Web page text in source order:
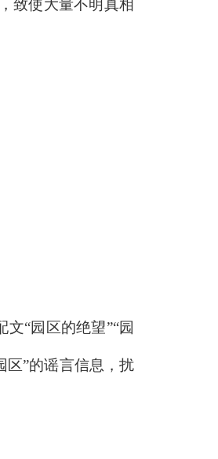
致使大量不明真相
“园区的绝望”“园
区”的谣言信息，扰